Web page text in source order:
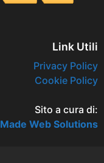
Link Utili
Privacy Policy
Cookie Policy
Sito a cura di:
Made Web Solutions